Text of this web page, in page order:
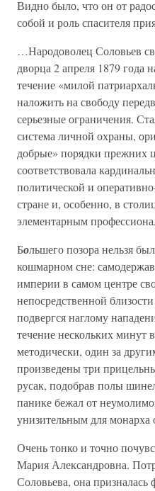
Видно было, что он от
собой и роль спасителя
…Народоволец Соловьев
дворца 2 апреля 1879 года
течение «милой
наложить на свободу
серьезные ограничения.
система личной охраны,
добрые» порядки прежних
соответствовала
политической и
стране и, особенно, в
элементарным
Большего позора нельзя
кошмарном сне:
империи в самом центре
непосредственной
подвергся наглому
течение нескольких
методически, один за
произведены три
русак, подобрав полы
панике бежал от
унизительным для монарха
Очень тонко и точно
Мария Александровна.
Соловьева, она